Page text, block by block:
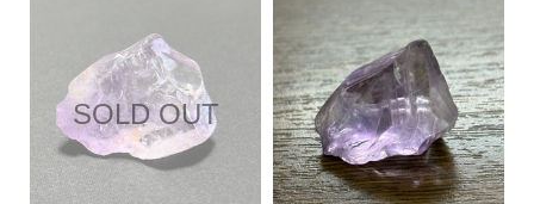
SOLD OUT